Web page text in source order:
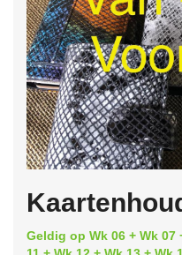
Geldig op Wk 06 + Wk 07